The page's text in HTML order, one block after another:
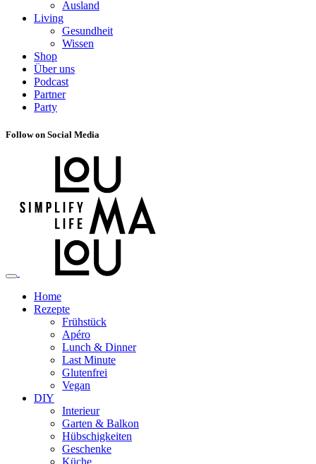
Ausland
Living
Gesundheit
Wissen
Shop
Über uns
Podcast
Partner
Party
Follow on Social Media
Home
Rezepte
Frühstück
Apéro
Lunch & Dinner
Last Minute
Glutenfrei
Vegan
DIY
Interieur
Garten & Balkon
Hübschigkeiten
Geschenke
Küche